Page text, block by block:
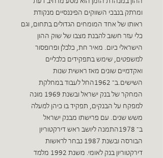
ומרתק בנבכי השווקים הפיננסיים מנקודת
ראותו של אחד המומחים הגדולים בתחום‮, ‬וגם
כלי עזר חשוב להבנת מצבו של שוק ההון
הישראלי כיום‮.‬ מאיר חת‮, ‬כלכלן ופרופסור
למשפטים‮, ‬שימש בתפקידים כלכליים
ואקדמיים שונים מאז ראשית שנות
השישים.ב־1962‮ ‬החל לעבוד במחלקת
המחקר של בנק ישראל ובשנת‮ ‬1969‮ ‬מונה
למפקח על הבנקים‮, ‬תפקיד בו כיהן למעלה
משש שנים‮. ‬עם פרישתו מבנק ישראל
ב־1978‮ ‬התמנה ליושב ראש דירקטוריון
הבורסה ובשנת‮ ‬1987‮ ‬נבחר לראשות
דירקטוריון בנק לאומי‮. ‬משנת‮ ‬1992‮ ‬מלמד